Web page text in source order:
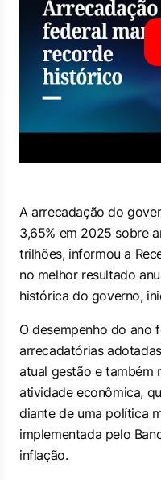
A arrecadação do
3,65% em 2025 sobre
trilhões, informou a
no melhor resultado
histórica do governo,
O desempenho do ano
arrecadatórias
atual gestão e também
atividade econômica,
diante de uma política
implementada pelo
inflação.